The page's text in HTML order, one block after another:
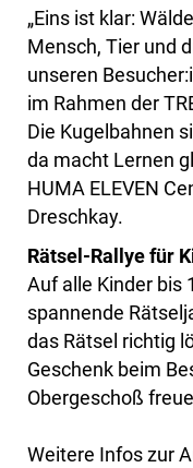
„Eins ist klar:
Mensch, Tier und
unseren
im Rahmen der
Die Kugelbahnen
da macht Lernen
HUMA ELEVEN
Dreschkay.
Rätsel-Rallye für
Auf alle Kinder bis
spannende
das Rätsel richtig
Geschenk beim
Obergeschoß
Weitere Infos zur